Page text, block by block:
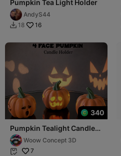
Pumpkin Tea Light Holder
AndyS44
 18 16
340
Pumpkin Tealight Candle
Holder, Fall - Halloween
DecorWoow Concept 3D
 7